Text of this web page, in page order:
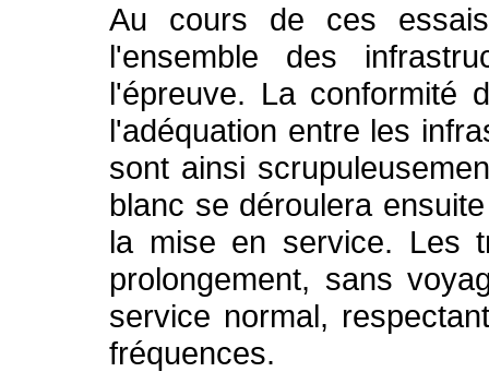
Au cours de ces
l'ensemble des
l'épreuve. La conformité
l'adéquation entre les
sont ainsi
blanc se déroulera
la mise en service. Les
prolongement, sans
service normal,
fréquences.